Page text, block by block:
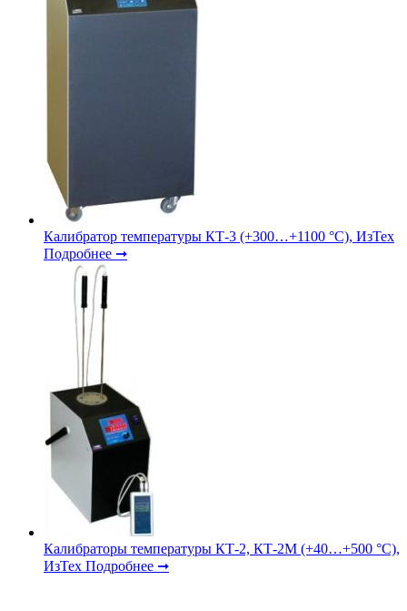
Калибратор температуры КТ-3 (+300…+1100 °С), ИзТех
Подробнее ➞
Калибраторы температуры КТ-2, КТ-2М (+40…+500 °С),
ИзТех Подробнее ➞